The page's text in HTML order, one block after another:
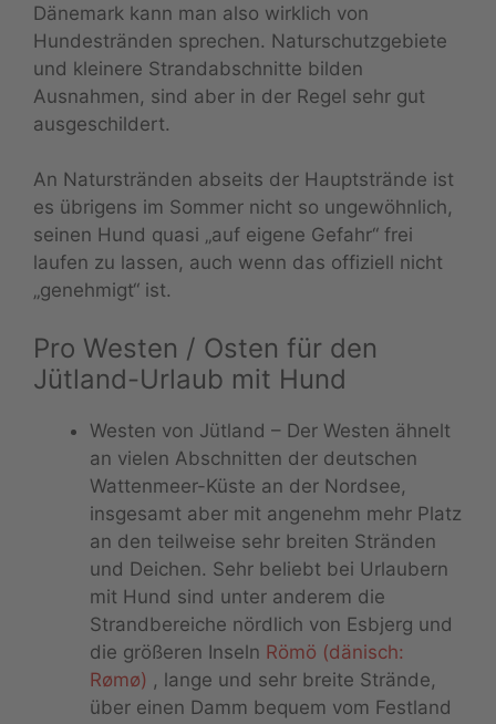
Dänemark kann man also wirklich von
Hundestränden sprechen. Naturschutzgebiete
und kleinere Strandabschnitte bilden
Ausnahmen, sind aber in der Regel sehr gut
ausgeschildert.
An Naturstränden abseits der Hauptstrände ist
es übrigens im Sommer nicht so ungewöhnlich,
seinen Hund quasi „auf eigene Gefahr“ frei
laufen zu lassen, auch wenn das offiziell nicht
„genehmigt“ ist.
Pro Westen / Osten für den
Jütland-Urlaub mit Hund
Westen von Jütland – Der Westen ähnelt
an vielen Abschnitten der deutschen
Wattenmeer-Küste an der Nordsee,
insgesamt aber mit angenehm mehr Platz
an den teilweise sehr breiten Stränden
und Deichen. Sehr beliebt bei Urlaubern
mit Hund sind unter anderem die
Strandbereiche nördlich von Esbjerg und
die größeren Inseln Römö (dänisch:
Rømø) , lange und sehr breite Strände,
über einen Damm bequem vom Festland